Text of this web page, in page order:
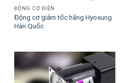
ĐỘNG CƠ ĐIỆN
Động cơ giảm tốc hãng Hyosung
Hàn Quốc